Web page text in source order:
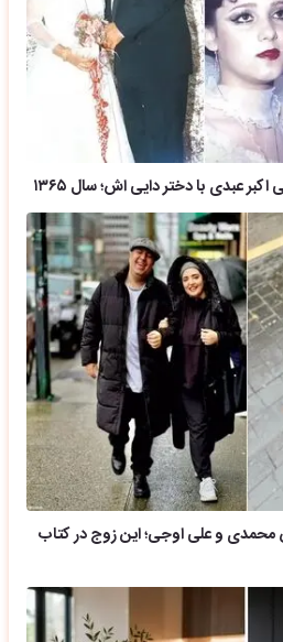
عبدی با دختر دایی اش؛ سال ۱۳۶۵
محمدی و علی اوجی؛ این زوج در کتاب